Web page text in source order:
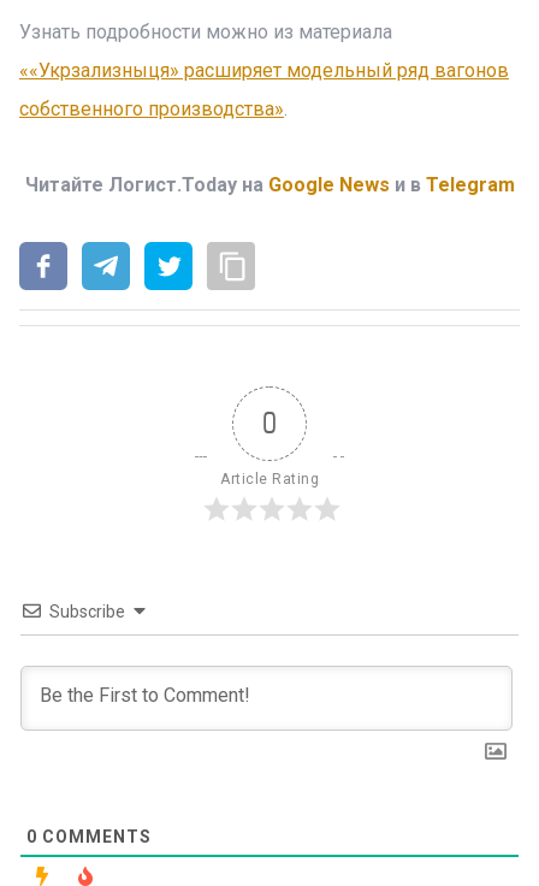
Узнать подробности можно из материала
««Укрзализныця» расширяет модельный ряд вагонов
собственного производства».
Читайте Логист.Today на Google News и в Telegram
0
Article Rating
Subscribe
0 COMMENTS